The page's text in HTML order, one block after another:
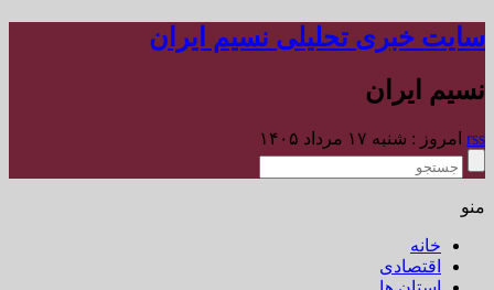
سایت خبری تحلیلی نسیم ایران
نسیم ایران
rss امروز : شنبه ۱۷ مرداد ۱۴۰۵
منو
خانه
اقتصادی